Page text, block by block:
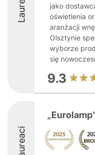
jako
oświetlenia
aranżacji
Olsztynie
wyborze
się
9.3
Laureaci